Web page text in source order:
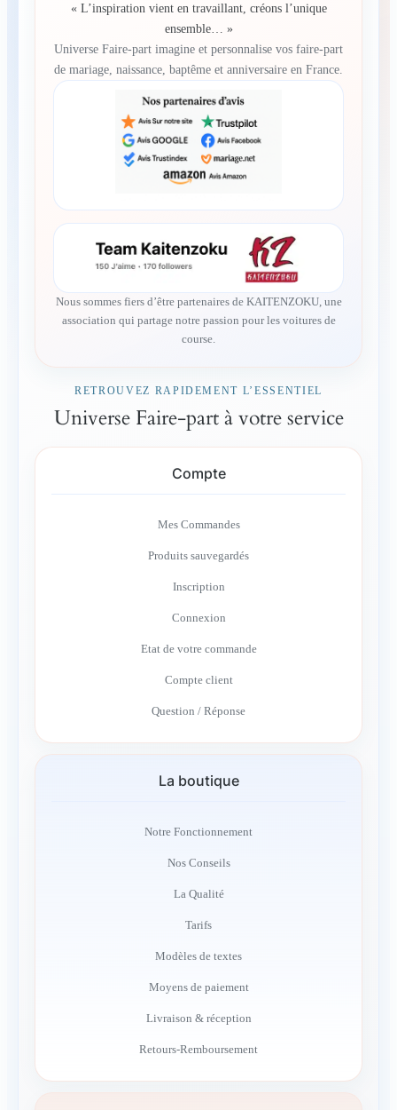
« L’inspiration vient en travaillant, créons l’unique
ensemble… »
Universe Faire-part imagine et personnalise vos faire-part
de mariage, naissance, baptême et anniversaire en France.
Nous sommes fiers d’être partenaires de KAITENZOKU, une
association qui partage notre passion pour les voitures de
course.
RETROUVEZ RAPIDEMENT L’ESSENTIEL
Universe Faire-part à votre service
Compte
Mes Commandes
Produits sauvegardés
Inscription
Connexion
Etat de votre commande
Compte client
Question / Réponse
La boutique
Notre Fonctionnement
Nos Conseils
La Qualité
Tarifs
Modèles de textes
Moyens de paiement
Livraison & réception
Retours-Remboursement